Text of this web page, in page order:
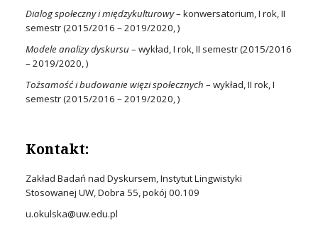
Dialog społeczny i międzykulturowy– konwersatorium, I rok, II
semestr (2015/2016 – 2019/2020, )
Modele analizy dyskursu– wykład, I rok, II semestr (2015/2016
– 2019/2020, )
Tożsamość i budowanie więzi społecznych – wykład, II rok, I
semestr (2015/2016 – 2019/2020, )
Kontakt:
Zakład Badań nad Dyskursem, Instytut Lingwistyki
Stosowanej UW, Dobra 55, pokój 00.109
u.okulska@uw.edu.pl